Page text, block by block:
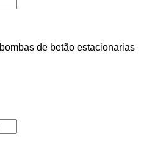
bombas de betão estacionarias